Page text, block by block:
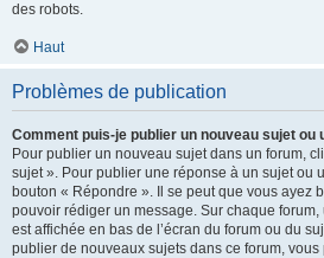
des robots.
Haut
Problèmes de publication
Comment puis-je publier un nouveau sujet ou
Pour publier un nouveau sujet dans un forum,
sujet ». Pour publier une réponse à un sujet ou
bouton « Répondre ». Il se peut que vous ayez
pouvoir rédiger un message. Sur chaque
est affichée en bas de l’écran du forum ou du
publier de nouveaux sujets dans ce forum,